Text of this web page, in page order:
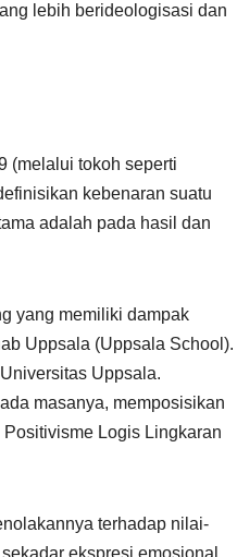
lebih berideologisasi dan
(melalui tokoh seperti
kebenaran suatu
adalah pada hasil dan
yang memiliki dampak
Uppsala (Uppsala School).
Uppsala.
masanya, memposisikan
Logis Lingkaran
terhadap nilai-